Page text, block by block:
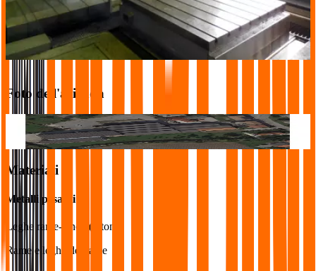
Tecnologie
Fresatura, Alesatura / Lavorazione di filettature, Lavorazione
completa fresatura (con tornitura)
Foto dell'azienda
cattura1.png
Materiali
Metalli pesanti
Leghe rame-zinco (ottone)
Rame e leghe del rame